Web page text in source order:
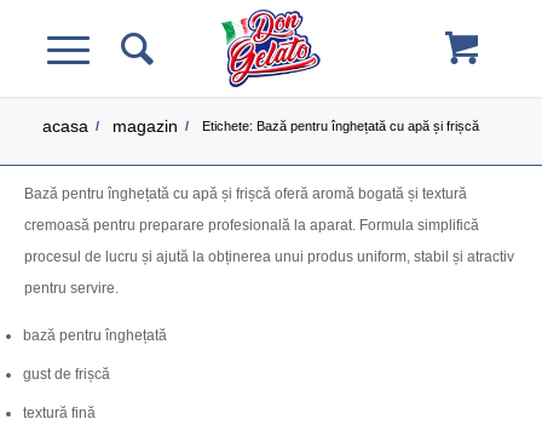
acasa / magazin / Etichete: Bază pentru înghețată cu apă și frișcă
Bază pentru înghețată cu apă și frișcă oferă aromă bogată și textură
cremoasă pentru preparare profesională la aparat. Formula simplifică
procesul de lucru și ajută la obținerea unui produs uniform, stabil și atractiv
pentru servire.
bază pentru înghețată
gust de frișcă
textură fină